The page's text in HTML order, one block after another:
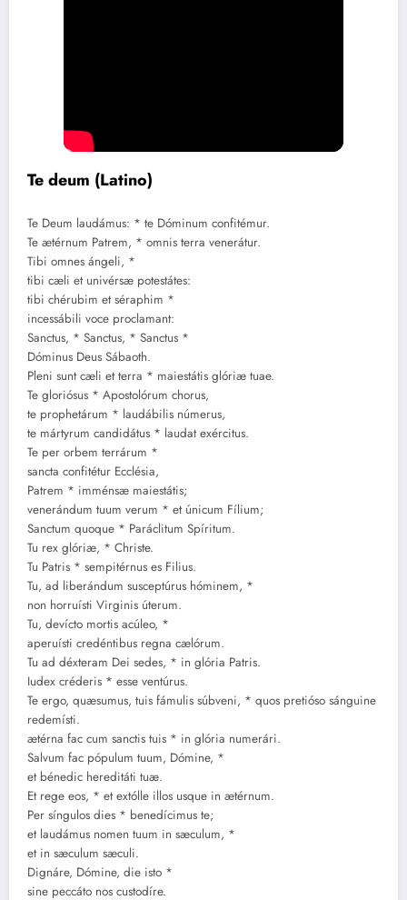
Te deum (Latino)
Te Deum laudámus: * te Dóminum confitémur.
Te ætérnum Patrem, * omnis terra venerátur.
Tibi omnes ángeli, *
tibi cæli et univérsæ potestátes:
tibi chérubim et séraphim *
incessábili voce proclamant:
Sanctus, * Sanctus, * Sanctus *
Dóminus Deus Sábaoth.
Pleni sunt cæli et terra * maiestátis glóriæ tuae.
Te gloriósus * Apostolórum chorus,
te prophetárum * laudábilis númerus,
te mártyrum candidátus * laudat exércitus.
Te per orbem terrárum *
sancta confitétur Ecclésia,
Patrem * imménsæ maiestátis;
venerándum tuum verum * et únicum Fílium;
Sanctum quoque * Paráclitum Spíritum.
Tu rex glóriæ, * Christe.
Tu Patris * sempitérnus es Filius.
Tu, ad liberándum susceptúrus hóminem, *
non horruísti Virginis úterum.
Tu, devícto mortis acúleo, *
aperuísti credéntibus regna cælórum.
Tu ad déxteram Dei sedes, * in glória Patris.
Iudex créderis * esse ventúrus.
Te ergo, quæsumus, tuis fámulis súbveni, * quos pretióso sánguine
redemísti.
ætérna fac cum sanctis tuis * in glória numerári.
Salvum fac pópulum tuum, Dómine, *
et bénedic hereditáti tuæ.
Et rege eos, * et extólle illos usque in ætérnum.
Per síngulos dies * benedícimus te;
et laudámus nomen tuum in sæculum, *
et in sæculum sæculi.
Dignáre, Dómine, die isto *
sine peccáto nos custodíre.